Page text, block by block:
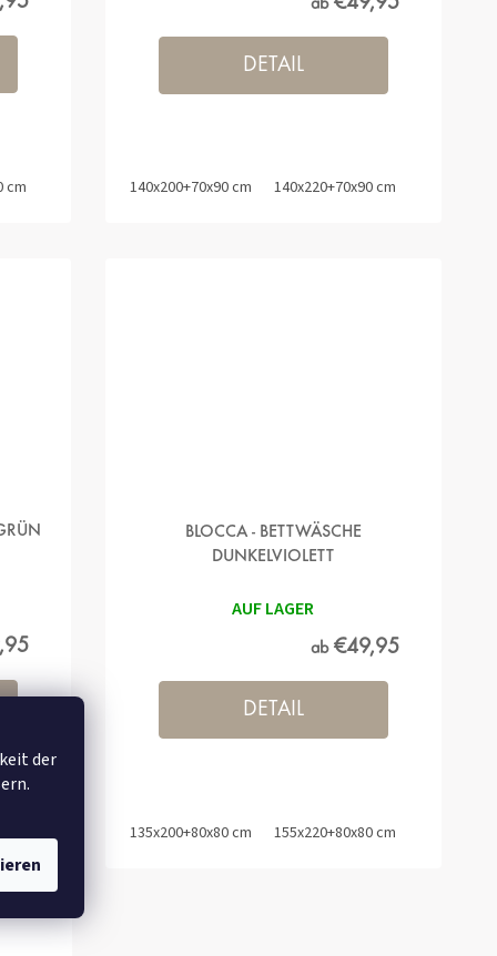
der
cm 140x220+70x90 cm
ab
DETAIL
140x200+70x90 cm 140x220+70x90 cm
BLOCCA - BETTWÄSCHE
DUNKELVIOLETT
AUF LAGER
ab€49,95
DETAIL
135x200+80x80 cm 155x220+80x80 cm